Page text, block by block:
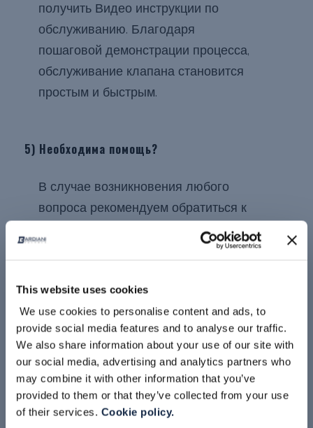
This website uses cookies
We use cookies to personalise content and ads, to
provide social media features and to analyse our traffic.
We also share information about your use of our site with
our social media, advertising and analytics partners who
may combine it with other information that you’ve
provided to them or that they’ve collected from your use
of their services. Cookie policy.
получить Видео инструкции по
обслуживанию. Благодаря
пошаговой демонстрации процесса,
обслуживание клапана становится
простым и быстрым.
5) Необходима помощь?
В случае возникновения любого
вопроса рекомендуем обратиться к
сотруднику Bardiani Valvole. Наши
специалисты всегда готовы оказать
все Вашивопросы
КЛАПАНЫ, ПРОИЗВЕДЕННЫЕ В ПЕРИОД
С 10/2003 ПО 09/2008